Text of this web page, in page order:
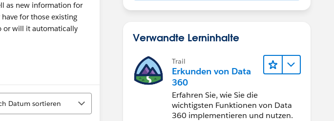
as new information for
for those existing
or will it automatically
Datum sortieren
Verwandte Lerninhalte
Trail
Erkunden von Data
360
Erfahren Sie, wie Sie die
wichtigsten Funktionen von Data
360 implementieren und nutzen.